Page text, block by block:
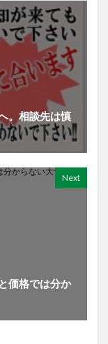
。相談先は慎
Next
価格では分か